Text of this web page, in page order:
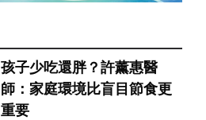
孩子少吃還胖？許薰惠醫
師：家庭環境比盲目節食更
重要